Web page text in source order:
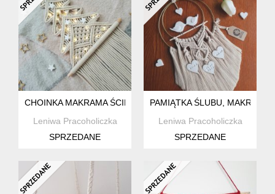
CHOINKA MAKRAMA ŚCIENNA, BEŻOWA
Leniwa Pracoholiczka
SPRZEDANE
PAMIĄTKA ŚLUBU, MAKRAMA
Leniwa Pracoholiczka
SPRZEDANE